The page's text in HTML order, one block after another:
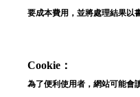
忘記密碼？
建立專屬帳號
只要再完成幾個步驟，即可完
要成本費用，並將處理結果以
Cookie：
為了便利使用者，網站可能會